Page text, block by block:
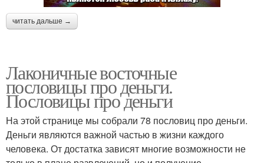
читать дальше →
Лаконичные восточные
пословицы про деньги.
Пословицы про деньги
На этой странице мы собрали 78 пословиц про деньги.
Деньги являются важной частью в жизни каждого
человека. От достатка зависят многие возможности не